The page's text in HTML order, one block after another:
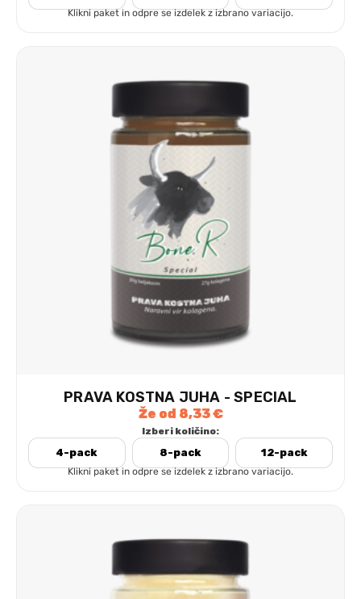
Klikni paket in odpre se izdelek z izbrano variacijo.
PRAVA KOSTNA JUHA - SPECIAL
Že od 8,33€
Izberi količino:
4-pack 8-pack 12-pack
Klikni paket in odpre se izdelek z izbrano variacijo.